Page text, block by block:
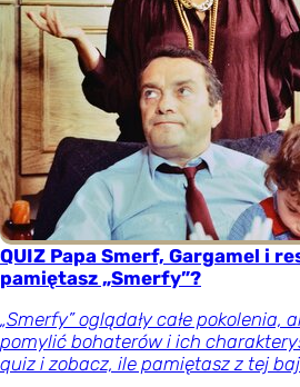
QUIZ Papa Smerf, Gargamel i
pamiętasz „Smerfy”?
„Smerfy” oglądały całe pokolenia,
pomylić bohaterów i ich
quiz i zobacz, ile pamiętasz z tej